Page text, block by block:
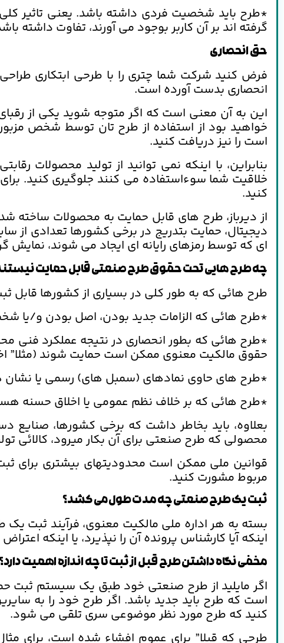
*طرح باید شخصیت فردی داشته باشد. یعنی تاثیر
گرفته اند بر آن کاربر بوجود می آورند، تفاوت داشته
حق انحصاری
فرض کنید شرکت شما چتری را با طرحی ابتکاری
انحصاری بدست آورده است.
این به آن معنی است که اگر متوجه شوید یکی از
خواهید بود از استفاده از طرح تان توسط شخص
است را نیز دریافت کنید.
بنابراین، با اینکه نمی توانید از تولید محصولات
خلاقیت شما سوءاستفاده می کنند جلوگیری کنید.
کنید.
از دیرباز، طرح های قابل حمایت به محصولات
دیجیتال، حمایت بتدریج در برخی کشورها تعدادی از
ای که توسط رمزهای رایانه ای ایجاد می شوند، نمایش
چه طرح هایی تحت حقوق طرح صنعتی قابل حمایت
طرح هائی که به طور کلی در بسیاری از کشورها قابل
*طرح هائی که الزامات جدید بودن، اصل بودن و/یا
*طرح هائی که بطور انحصاری در نتیجه عملکرد فنی
حقوق مالکیت معنوی ممکن است حمایت شوند (مثلا”
*طرح های حاوی نمادهای (سمبل های) رسمی یا نشان
*طرح هائی که بر خلاف نظم عمومی یا اخلاق حسنه
بعلاوه، باید بخاطر داشت که برخی کشورها،
محصولی که طرح صنعتی برای آن بکار میرود، کالائی
قوانین ملی ممکن است محدودیتهای بیشتری برای
مربوط مشورت کنید.
ثبت یک طرح صنعتی چه مدت طول می کشد؟
اینکه آیا کارشناس پرونده آن را نپذیرد، یا اینکه
مخفی نگاه داشتن طرح قبل از ثبت تا چه اندازه اهمیت
اگر مایلید از طرح صنعتی خود طبق یک سیستم ثبت
است که طرح باید جدید باشد. اگر طرح خود را به
کنید که طرح مورد نظر موضوعی سری تلقی می شود.
طرحی که قبلا” برای عموم افشاء شده است، برای